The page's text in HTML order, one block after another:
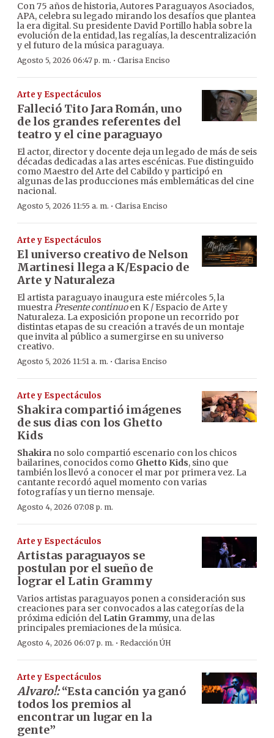
Con 75 años de historia, Autores Paraguayos Asociados,
APA, celebra su legado mirando los desafíos que plantea
la era digital. Su presidente David Portillo habla sobre la
evolución de la entidad, las regalías, la descentralización
y el futuro de la música paraguaya.
Agosto 5, 2026 06:47 p. m. · Clarisa Enciso
Arte y Espectáculos
Falleció Tito Jara Román, uno
de los grandes referentes del
teatro y el cine paraguayo
El actor, director y docente deja un legado de más de seis
décadas dedicadas a las artes escénicas. Fue distinguido
como Maestro del Arte del Cabildo y participó en
algunas de las producciones más emblemáticas del cine
nacional.
Agosto 5, 2026 11:55 a. m. · Clarisa Enciso
Arte y Espectáculos
El universo creativo de Nelson
Martinesi llega a K/Espacio de
Arte y Naturaleza
El artista paraguayo inaugura este miércoles 5, la
muestraPresente continuoen K / Espacio de Arte y
Naturaleza. La exposición propone un recorrido por
distintas etapas de su creación a través de un montaje
que invita al público a sumergirse en su universo
creativo.
Agosto 5, 2026 11:51 a. m. · Clarisa Enciso
Arte y Espectáculos
Shakira compartió imágenes
de sus dias con los Ghetto
Kids
Shakira no solo compartió escenario con los chicos
bailarines, conocidos como Ghetto Kids, sino que
también los llevó a conocer el mar por primera vez. La
cantante recordó aquel momento con varias
fotografías y un tierno mensaje.
Agosto 4, 2026 07:08 p. m.
Arte y Espectáculos
Artistas paraguayos se
postulan por el sueño de
lograr el Latin Grammy
Varios artistas paraguayos ponen a consideración sus
creaciones para ser convocados a las categorías de la
próxima edición del Latin Grammy, una de las
principales premiaciones de la música.
Agosto 4, 2026 06:07 p. m. · Redacción ÚH
Arte y Espectáculos
Alvaro!:“Esta canción ya ganó
todos los premios al
encontrar un lugar en la
gente”